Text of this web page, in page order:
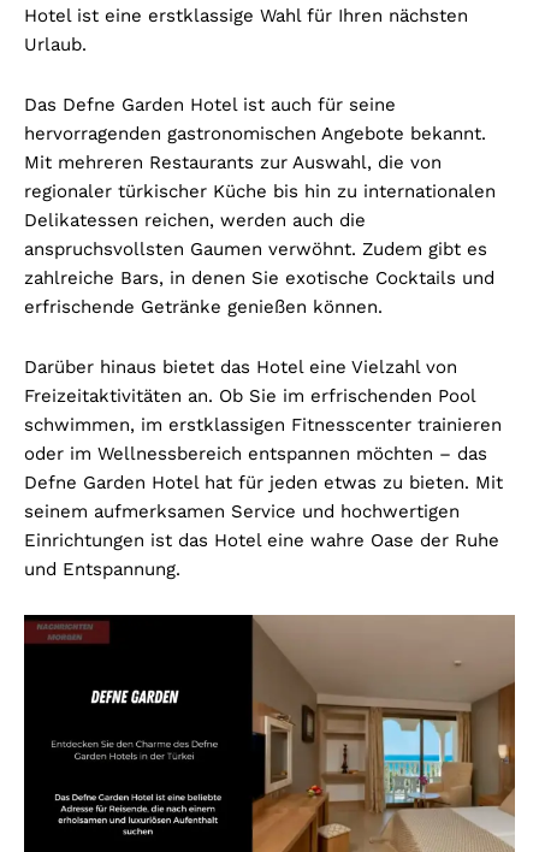
Hotel ist eine erstklassige Wahl für Ihren nächsten
Urlaub.
Das Defne Garden Hotel ist auch für seine
hervorragenden gastronomischen Angebote bekannt.
Mit mehreren Restaurants zur Auswahl, die von
regionaler türkischer Küche bis hin zu internationalen
Delikatessen reichen, werden auch die
anspruchsvollsten Gaumen verwöhnt. Zudem gibt es
zahlreiche Bars, in denen Sie exotische Cocktails und
erfrischende Getränke genießen können.
Darüber hinaus bietet das Hotel eine Vielzahl von
Freizeitaktivitäten an. Ob Sie im erfrischenden Pool
schwimmen, im erstklassigen Fitnesscenter trainieren
oder im Wellnessbereich entspannen möchten – das
Defne Garden Hotel hat für jeden etwas zu bieten. Mit
seinem aufmerksamen Service und hochwertigen
Einrichtungen ist das Hotel eine wahre Oase der Ruhe
und Entspannung.